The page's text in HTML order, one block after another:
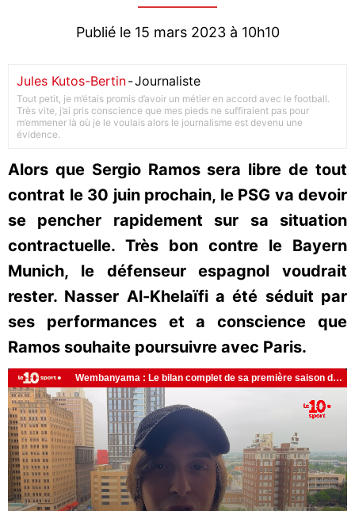
Publié le 15 mars 2023 à 10h10
Jules Kutos-Bertin-Journaliste
Tout petit, je m’étais promis d’avoir un métier en accord avec le football.
Très vite, j’ai pris conscience que mes pieds ne suffiraient pas pour
m’emmener là où je le voulais alors le journalisme est devenu une
évidence.
Alors que Sergio Ramos sera libre de tout
contrat le 30 juin prochain, le PSG va devoir
se pencher rapidement sur sa situation
contractuelle. Très bon contre le Bayern
Munich, le défenseur espagnol voudrait
rester. Nasser Al-Khelaïfi a été séduit par
ses performances et a conscience que
Ramos souhaite poursuivre avec Paris.